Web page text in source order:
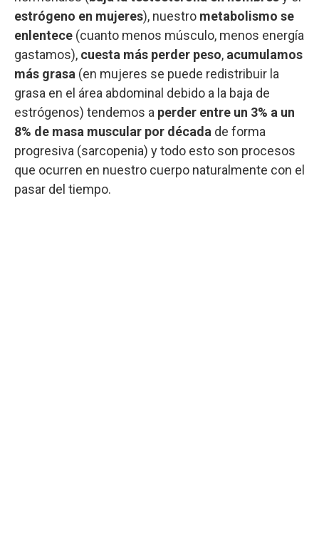
estrógeno en mujeres), nuestro metabolismo se
enlentece (cuanto menos músculo, menos energía
gastamos), cuesta más perder peso, acumulamos
más grasa (en mujeres se puede redistribuir la
grasa en el área abdominal debido a la baja de
estrógenos) tendemos a perder entre un 3% a un
8% de masa muscular por década de forma
progresiva (sarcopenia) y todo esto son procesos
que ocurren en nuestro cuerpo naturalmente con el
pasar del tiempo.